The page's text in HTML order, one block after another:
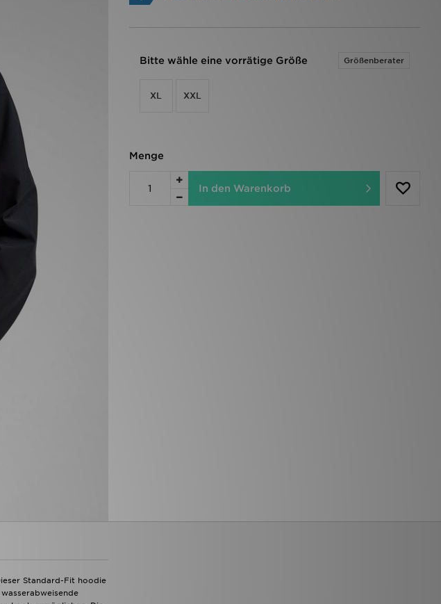
Bitte wähle eine vorrätige Größe Größenberater
XL XXL
Menge
In den Warenkorb
Standard-Fit hoodie